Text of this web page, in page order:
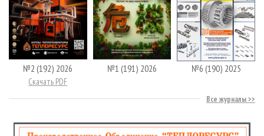
№2 (192) 2026
Скачать PDF
№1 (191) 2026 №6 (190) 2025
Все журналы